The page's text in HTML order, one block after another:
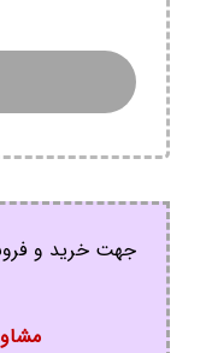
جهت خرید و